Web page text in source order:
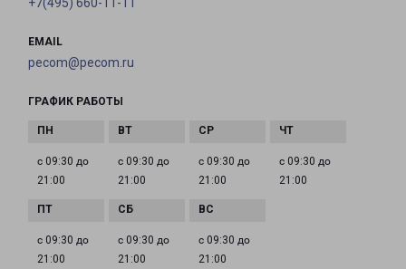
+7(495) 660-11-11
EMAIL
pecom@pecom.ru
ГРАФИК РАБОТЫ
с 09:30 до
21:00
с 09:30 до
21:00
с 09:30 до
21:00
с 09:30 до
21:00
с 09:30 до
21:00
с 09:30 до
21:00
с 09:30 до
21:00